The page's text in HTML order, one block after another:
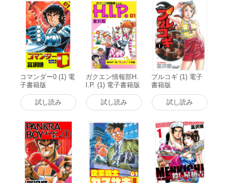
コマンダー0 (1) 電
子書籍版
試し読み
ガクエン情報部H.
I.P. (1) 電子書籍版
試し読み
プルコギ (1) 電子
書籍版
試し読み